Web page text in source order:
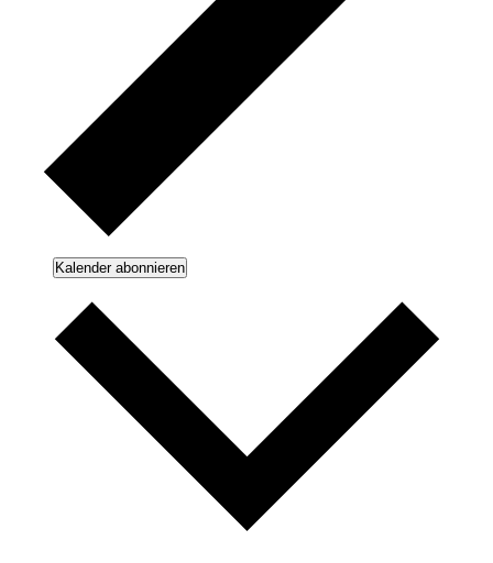
Kalender abonnieren